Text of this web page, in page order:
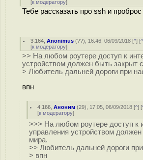
[к модератору]
Тебе рассказать про ssh и
3.164 ,Anonimus (??), 16:46, 06/09/2018 [^] [
[к модератору]
>> На любом роутере доступ к
устройством должен быть закрыт
> Любитель дальней дороги при
впн
4.166 ,Аноним (29), 17:05, 06/09/2018 [^] [
[к модератору]
>>> На любом роутере доступ к
управления устройством
мира.
>> Любитель дальней дороги
> впн